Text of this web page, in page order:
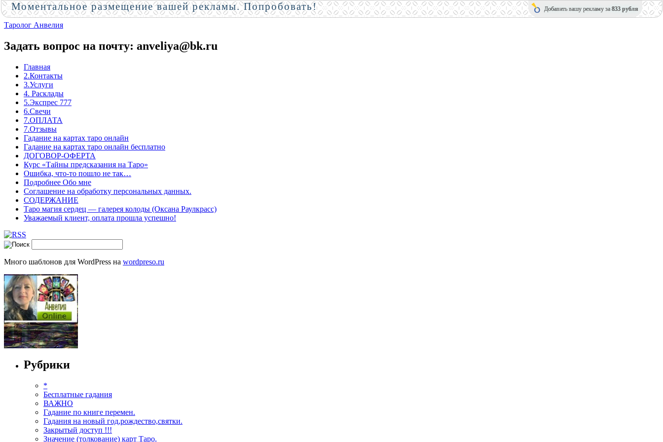
Таролог Анвелия
Задать вопрос на почту: anveliya@bk.ru
Главная
2.Контакты
3.Услуги
4. Расклады
5.Экспрес 777
6.Свечи
7.ОПЛАТА
7.Отзывы
Гадание на картах таро онлайн
Гадание на картах таро онлайн бесплатно
ДОГОВОР-ОФЕРТА
Курс «Тайны предсказания на Таро»
Ошибка, что-то пошло не так…
Подробнее Обо мне
Соглашение на обработку персональных данных.
СОДЕРЖАНИЕ
Таро магия сердец — галерея колоды (Оксана Раулкрасс)
Уважаемый клиент, оплата прошла успешно!
Много шаблонов для WordPress на wordpreso.ru
Рубрики
*
Бесплатные гадания
ВАЖНО
Гадание по книге перемен.
Гадания на новый год,рождество,святки.
Закрытый доступ !!!
Значение (толкование) карт Таро.
Моментальное размещение вашей рекламы. Попробовать! Добавить вашу рекламу за 833 рубля